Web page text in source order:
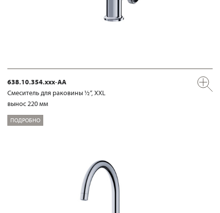
638.10.354.xxx-AA
Смеситель для раковины ½“, XXL
вынос 220 мм
ПОДРОБНО